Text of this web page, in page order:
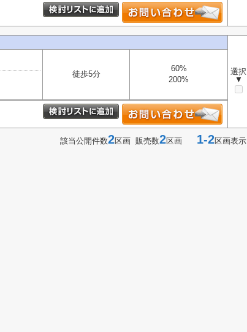
選択
▼
徒歩5分
60%
200%
該当公開件数2区画 販売数2区画 1-2区画表示